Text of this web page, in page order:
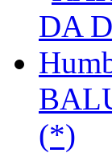
(*)